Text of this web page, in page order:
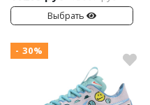
Выбрать
- 30%